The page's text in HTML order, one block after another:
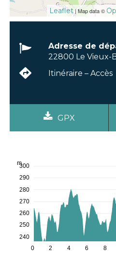
Leaflet| Map data ©
0 2 4 6 8
240
250
260
270
280
290
300
m
Adresse de
22800 Le Vieux-
Itinéraire – Accès
GPX